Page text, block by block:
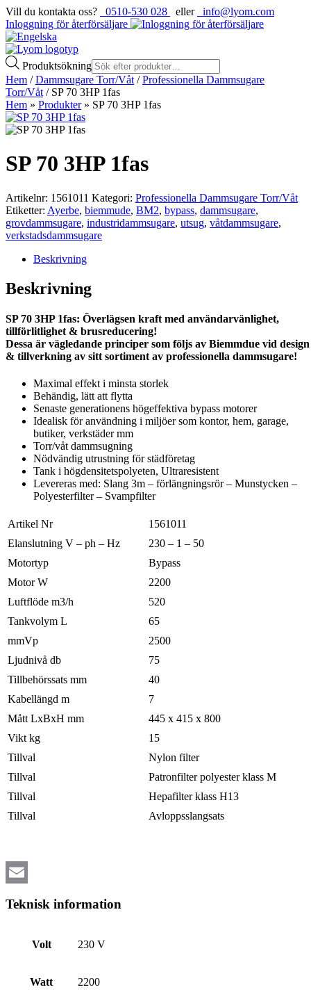
Vill du kontakta oss? 0510-530 028 eller
info@lyom.com
Inloggning för återförsäljare
Produktsökning
Hem /Dammsugare Torr/Våt /Professionella Dammsugare
Torr/Våt / SP 70 3HP 1fas
Hem » Produkter» SP 70 3HP 1fas
SP 70 3HP 1fas
Artikelnr: 1561011 Kategori: Professionella Dammsugare Torr/Våt
Etiketter: Ayerbe, biemmude, BM2, bypass, dammsugare,
grovdammsugare, industridammsugare, utsug, våtdammsugare,
verkstadsdammsugare
Beskrivning
Beskrivning
SP 70 3HP 1fas: Överlägsen kraft med användarvänlighet,
tillförlitlighet & brusreducering!
Dessa är vägledande principer som följs av Biemmdue vid design
& tillverkning av sitt sortiment av professionella dammsugare!
Maximal effekt i minsta storlek
Behändig, lätt att flytta
Senaste generationens högeffektiva bypass motorer
Idealisk för användning i miljöer som kontor, hem, garage,
butiker, verkstäder mm
Torr/våt dammsugning
Nödvändig utrustning för städföretag
Tank i högdensitetspolyeten, Ultraresistent
Levereras med: Slang 3m – förlängningsrör – Munstycken –
Polyesterfilter – Svampfilter
Artikel Nr
1561011
Elanslutning V – ph – Hz
230 – 1 – 50
Motortyp
Bypass
Motor W
2200
Luftflöde m3/h
520
Tankvolym L
65
mmVp
2500
Ljudnivå db
75
Tillbehörssats mm
40
Kabellängd m
7
Mått LxBxH mm
445 x 415 x 800
Vikt kg
15
Tillval
Nylon filter
Tillval
Patronfilter polyester klass M
Tillval
Hepafilter klass H13
Tillval
Avloppsslangsats
Teknisk information
Volt 230 V
Watt 2200